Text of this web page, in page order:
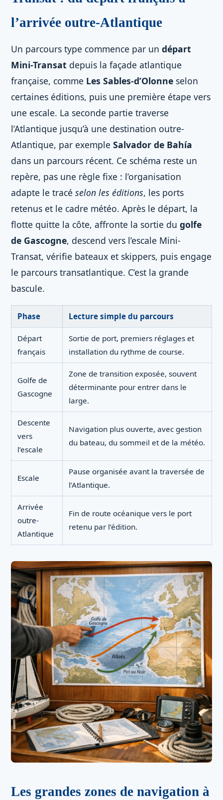
l’arrivée outre-Atlantique
Un parcours type commence par un départ
Mini-Transat depuis la façade atlantique
française, comme Les Sables-d’Olonne selon
certaines éditions, puis une première étape vers
une escale. La seconde partie traverse
l’Atlantique jusqu’à une destination outre-
Atlantique, par exemple Salvador de Bahía
dans un parcours récent. Ce schéma reste un
repère, pas une règle fixe : l’organisation
adapte le tracé selon les éditions, les ports
retenus et le cadre météo. Après le départ, la
flotte quitte la côte, affronte la sortie du golfe
de Gascogne, descend vers l’escale Mini-
Transat, vérifie bateaux et skippers, puis engage
le parcours transatlantique. C’est la grande
bascule.
Phase Lecture simple du parcours
Départ
français
Sortie de port, premiers réglages et
installation du rythme de course.
Golfe de
Gascogne
Zone de transition exposée, souvent
déterminante pour entrer dans le
large.
Descente
vers
l’escale
Navigation plus ouverte, avec gestion
du bateau, du sommeil et de la météo.
Escale
Pause organisée avant la traversée de
l’Atlantique.
Arrivée
outre-
Atlantique
Fin de route océanique vers le port
retenu par l’édition.
Les grandes zones de navigation à